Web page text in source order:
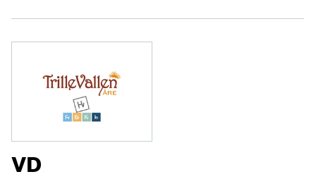
VD